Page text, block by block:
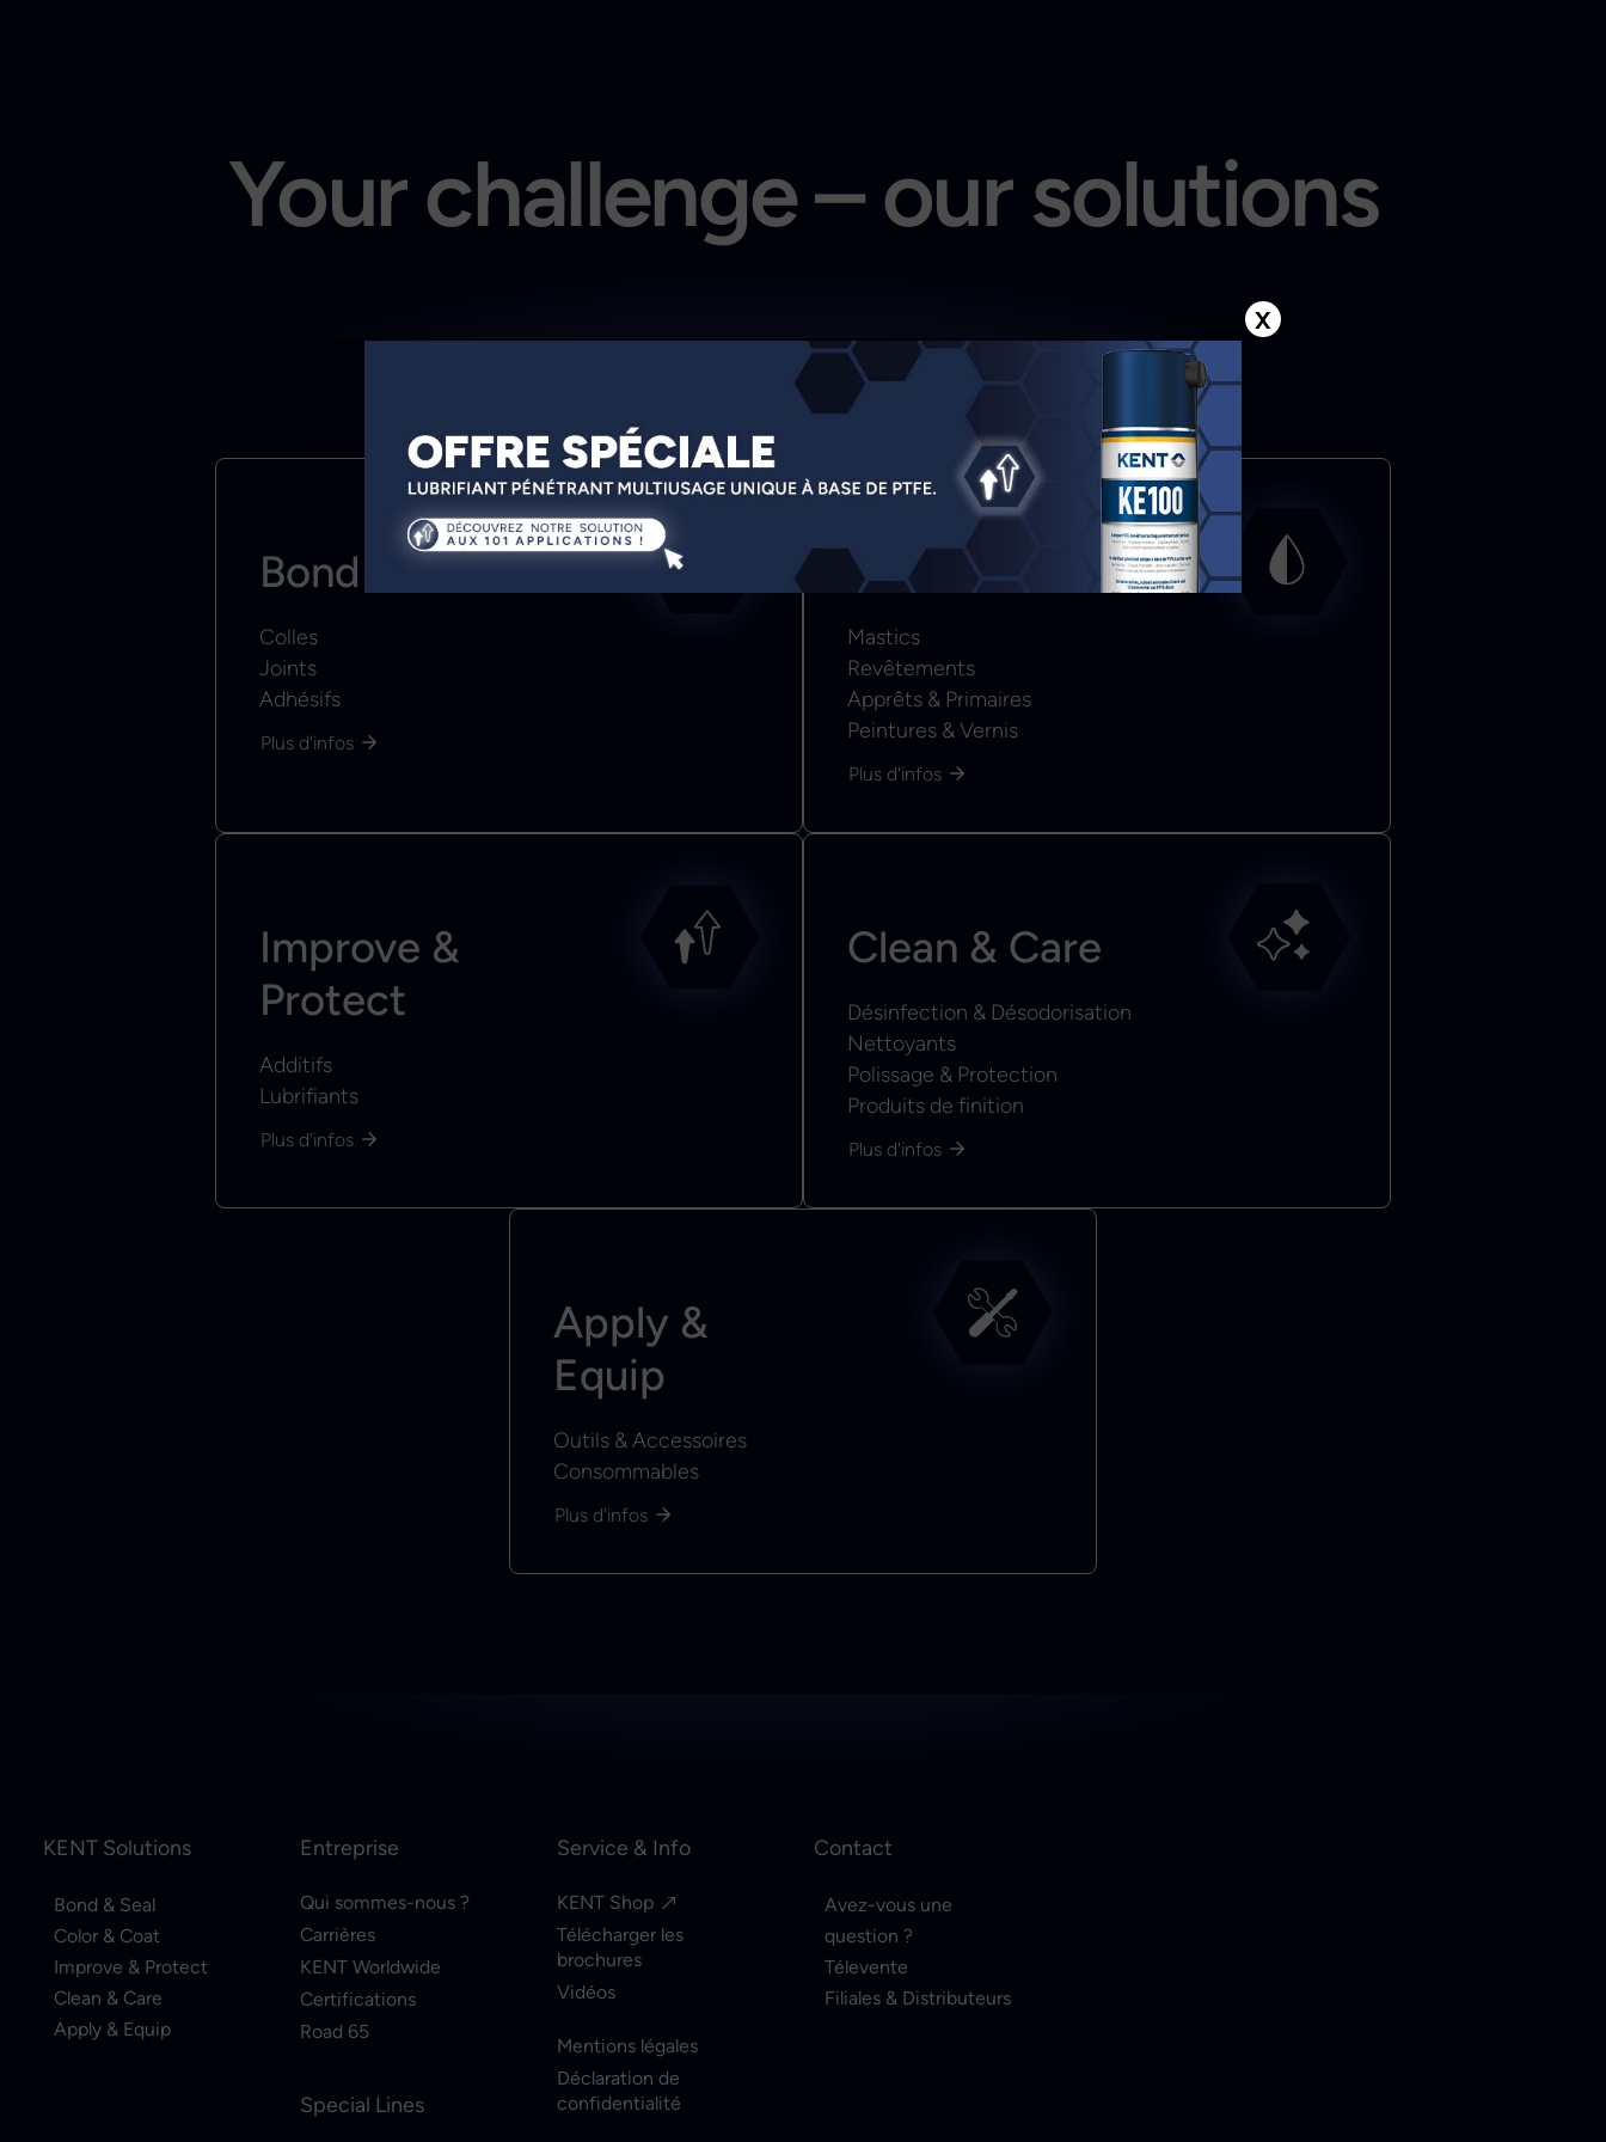
Your challenge – our solutions
Bond & Seal
Colles
Joints
Adhésifs
Plus d'infos
Color & Coat
Mastics
Revêtements
Apprêts & Primaires
Peintures & Vernis
Plus d'infos
Improve &
Protect
Additifs
Lubrifiants
Plus d'infos
Clean & Care
Désinfection & Désodorisation
Nettoyants
Polissage & Protection
Produits de finition
Plus d'infos
Apply &
Equip
Outils & Accessoires
Consommables
Plus d'infos
KENT Solutions
Bond & Seal
Color & Coat
Improve & Protect
Clean & Care
Apply & Equip
Entreprise
Qui sommes-nous ?
Carrières
KENT Worldwide
Certifications
Road 65
Special Lines
Service & Info
KENT Shop
Télécharger les
brochures
Vidéos
Mentions légales
Déclaration de
confidentialité
Contact
Avez-vous une
question ?
Télevente
Filiales & Distributeurs
X